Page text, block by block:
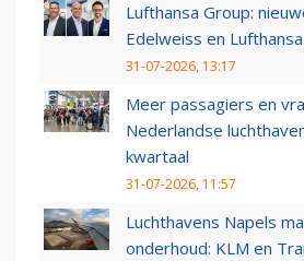
Lufthansa Group:
Edelweiss en
31-07-2026, 13:17
Meer passagiers en
Nederlandse
kwartaal
31-07-2026, 11:57
Luchthavens Napels
onderhoud: KLM en